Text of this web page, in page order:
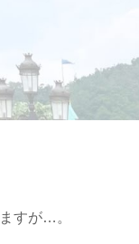
すが…。